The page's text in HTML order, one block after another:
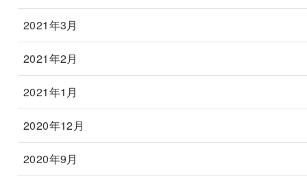
2021年3月
2021年2月
2021年1月
2020年12月
2020年9月